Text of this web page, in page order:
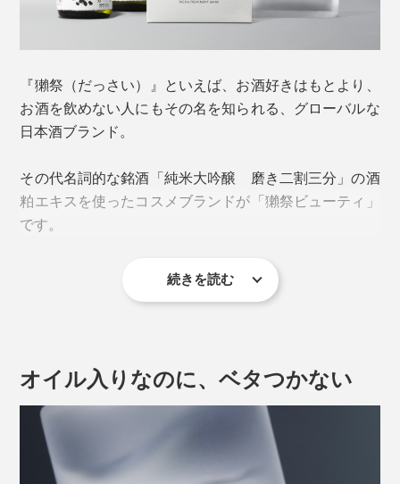
『獺祭（だっさい）』といえば、お酒好きはもとより、
お酒を飲めない人にもその名を知られる、グローバルな
日本酒ブランド。
その代名詞的な銘酒「純米大吟醸 磨き二割三分」の酒
粕エキスを使ったコスメブランドが「獺祭ビューティ」
です。
「磨き二割三分」とは、米の外側77％を削り（「磨く」
せて造られ、雑味のないクリアな味わいが特徴。
続きを読む
オイル入りなのに、ベタつかない